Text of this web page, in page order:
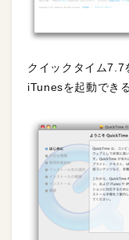
クイックタイム7.7
iTunesを起動できる